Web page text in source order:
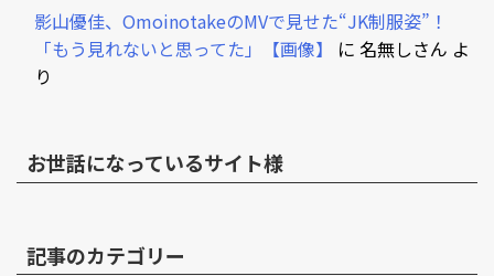
影山優佳、OmoinotakeのMVで見せた“JK制服姿”！
「もう見れないと思ってた」【画像】
に 名無しさん よ
り
お世話になっているサイト様
記事のカテゴリー